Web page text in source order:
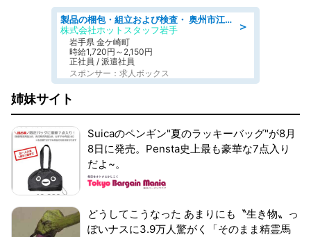
＞
製品の梱包・組立および検査・ 奥州市江刺/大手企業で長期安定 梱包・検査・組立/半年経過毎に5万円の報奨金有
株式会社ホットスタッフ岩手
岩手県 金ケ崎町
時給1,720円～2,150円
正社員 / 派遣社員
スポンサー：求人ボックス
姉妹サイト
Suicaのペンギン"夏のラッキーバッグ"が8月
8日に発売。Pensta史上最も豪華な7点入り
だよ~。
どうしてこうなった あまりにも〝生き物〟っ
ぽいナスに3.9万人驚がく「そのまま精霊馬